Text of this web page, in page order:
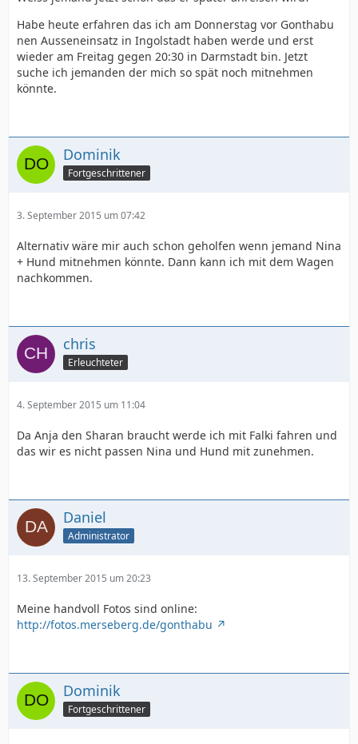
Habe heute erfahren das ich am Donnerstag vor Gonthabu
nen Ausseneinsatz in Ingolstadt haben werde und erst
wieder am Freitag gegen 20:30 in Darmstadt bin. Jetzt
suche ich jemanden der mich so spät noch mitnehmen
könnte.
Dominik
Fortgeschrittener
3. September 2015 um 07:42
Alternativ wäre mir auch schon geholfen wenn jemand Nina
+ Hund mitnehmen könnte. Dann kann ich mit dem Wagen
nachkommen.
chris
Erleuchteter
4. September 2015 um 11:04
Da Anja den Sharan braucht werde ich mit Falki fahren und
das wir es nicht passen Nina und Hund mit zunehmen.
Daniel
Administrator
13. September 2015 um 20:23
Meine handvoll Fotos sind online:
http://fotos.merseberg.de/gonthabu
Dominik
Fortgeschrittener